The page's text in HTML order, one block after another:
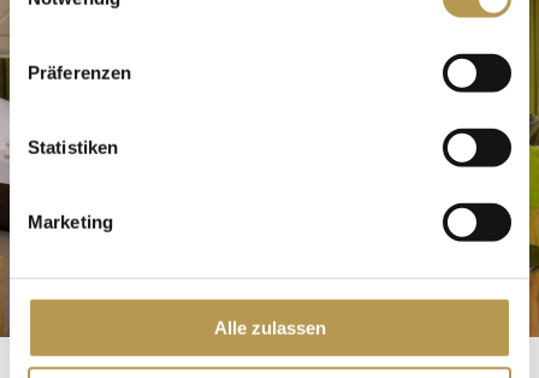
Präferenzen
Statistiken
Marketing
Alle zulassen